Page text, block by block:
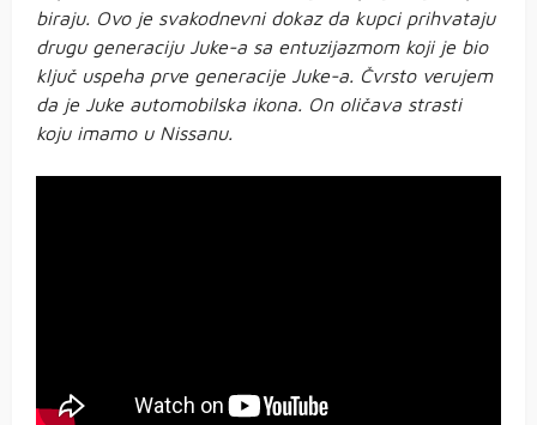
biraju. Ovo je svakodnevni dokaz da kupci prihvataju
drugu generaciju Juke-a sa entuzijazmom koji je bio
ključ uspeha prve generacije Juke-a. Čvrsto verujem
da je Juke automobilska ikona. On oličava strasti
koju imamo u Nissanu.